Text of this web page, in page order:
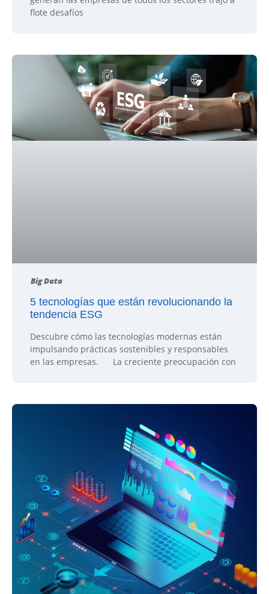
flote desafíos
Big Data
5 tecnologías que están revolucionando la
tendencia ESG
Descubre cómo las tecnologías modernas están
impulsando prácticas sostenibles y responsables
en las empresas. La creciente preocupación con